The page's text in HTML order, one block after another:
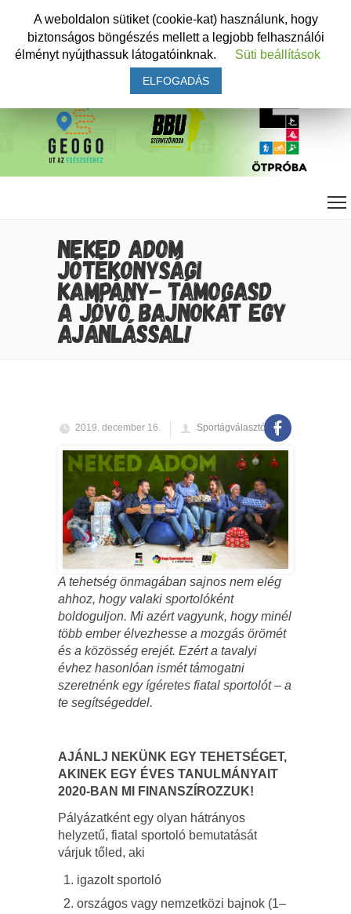
NEKED ADOM
JÓTÉKONYSÁGI
KAMPÁNY- TÁMOGASD
A JÖVŐ BAJNOKÁT EGY
AJÁNLÁSSAL!
2019. december 16. Sportágválasztó
A tehetség önmagában sajnos nem elég
ahhoz, hogy valaki sportolóként
boldoguljon. Mi azért vagyunk, hogy minél
több ember élvezhesse a mozgás örömét
és a közösség erejét. Ezért a tavalyi
évhez hasonlóan ismét támogatni
szeretnénk egy ígéretes fiatal sportolót – a
te segítségeddel.
AJÁNLJ NEKÜNK EGY TEHETSÉGET,
AKINEK EGY ÉVES TANULMÁNYAIT
2020-BAN MI FINANSZÍROZZUK!
Pályázatként egy olyan hátrányos
helyzetű, fiatal sportoló bemutatását
várjuk tőled, aki
igazolt sportoló
országos vagy nemzetközi bajnok (1–
A weboldalon sütiket (cookie-kat) használunk, hogy
biztonságos böngészés mellett a legjobb felhasználói
élményt nyújthassuk látogatóinknak.
Süti beállítások
ELFOGADÁS